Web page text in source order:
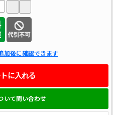
加後に確認できます
に入れる
いて問い合わせ